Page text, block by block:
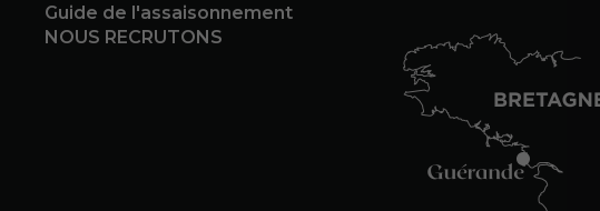
Guide de l'assaisonnement
NOUS RECRUTONS